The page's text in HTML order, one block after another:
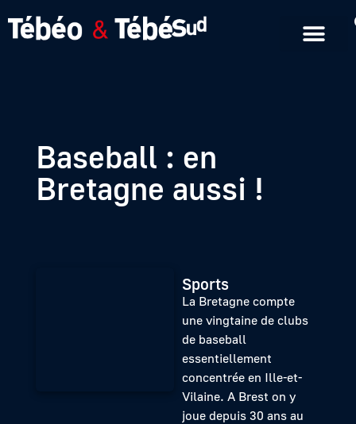
Baseball : en
Bretagne aussi !
Sports
La Bretagne compte
une vingtaine de clubs
de baseball
essentiellement
concentrée en Ille-et-
Vilaine. A Brest on y
joue depuis 30 ans au